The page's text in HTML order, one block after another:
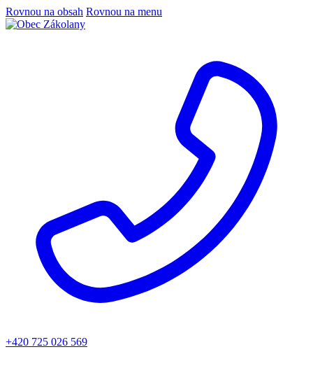
Rovnou na obsah Rovnou na menu
+420 725 026 569